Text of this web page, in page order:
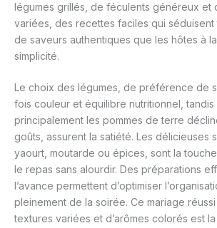
légumes grillés, de féculents généreux et
variées, des recettes faciles qui séduisent
de saveurs authentiques que les hôtes à
simplicité.
Le choix des légumes, de préférence de
fois couleur et équilibre nutritionnel, tandis
principalement les pommes de terre
goûts, assurent la satiété. Les délicieuses
yaourt, moutarde ou épices, sont la
le repas sans alourdir. Des préparations
l’avance permettent d’optimiser
pleinement de la soirée. Ce mariage
textures variées et d’arômes colorés est